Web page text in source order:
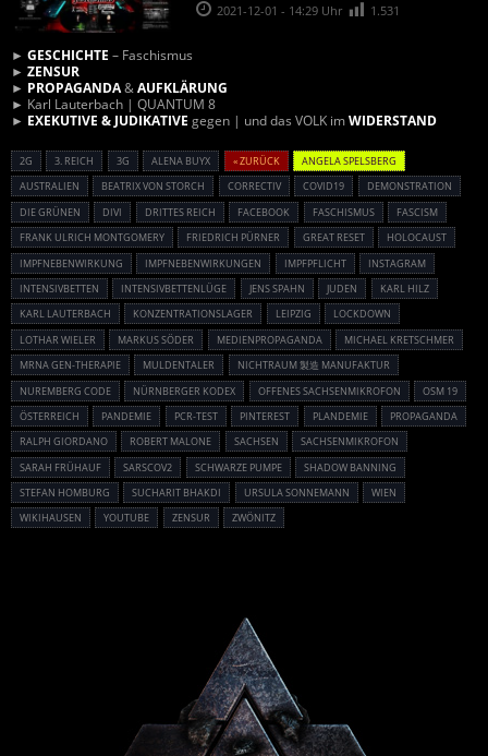
2021-12-01 - 14:29 Uhr 1.531
► GESCHICHTE – Faschismus
► ZENSUR
► PROPAGANDA&AUFKLÄRUNG
► Karl Lauterbach | QUANTUM 8
► EXEKUTIVE & JUDIKATIVE gegen | und das VOLK imWIDERSTAND
2G 3. REICH 3G ALENA BUYX « ZURÜCK
ANGELA SPELSBERG
AUSTRALIEN
BEATRIX VON STORCH CORRECTIV COVID19
DEMONSTRATION
DIE GRÜNEN
DIVI DRITTES REICH FACEBOOK FASCHISMUS
FASCISM
FRANK ULRICH MONTGOMERY
FRIEDRICH PÜRNER GREAT RESET
HOLOCAUST
IMPFNEBENWIRKUNG
IMPFNEBENWIRKUNGEN IMPFPFLICHT
INSTAGRAM
INTENSIVBETTEN
INTENSIVBETTENLÜGE JENS SPAHN JUDEN
KARL HILZ
KARL LAUTERBACH
KONZENTRATIONSLAGER LEIPZIG
LOCKDOWN
LOTHAR WIELER
MARKUS SÖDER MEDIENPROPAGANDA
MICHAEL KRETSCHMER
MRNA GEN-THERAPIE
MULDENTALER
NICHTRAUM 製造 MANUFAKTUR
NUREMBERG CODE
NÜRNBERGER KODEX OFFENES SACHSENMIKROFON
OSM 19
ÖSTERREICH
PANDEMIE PCR-TEST PINTEREST PLANDEMIE
PROPAGANDA
RALPH GIORDANO
ROBERT MALONE SACHSEN
SACHSENMIKROFON
SARAH FRÜHAUF
SARSCOV2 SCHWARZE PUMPE
SHADOW BANNING
STEFAN HOMBURG
SUCHARIT BHAKDI URSULA SONNEMANN
WIEN
WIKIHAUSEN
YOUTUBE ZENSUR ZWÖNITZ
Powered By :